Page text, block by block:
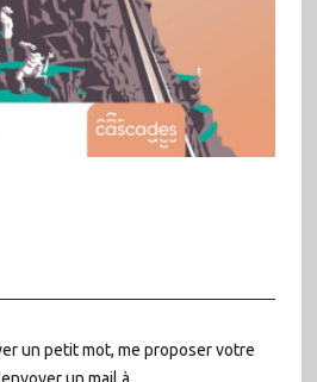
un petit mot, me proposer votre